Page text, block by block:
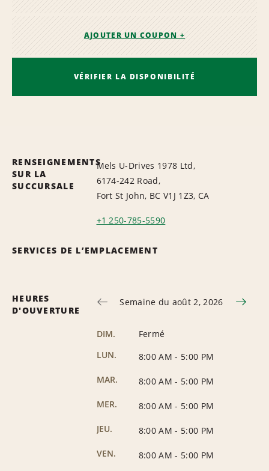
AJOUTER UN COUPON +
VÉRIFIER LA DISPONIBILITÉ
RENSEIGNEMENTS
SUR LA
SUCCURSALE
Mels U-Drives 1978 Ltd,
6174-242 Road,
Fort St John, BC V1J 1Z3, CA
+1 250-785-5590
SERVICES DE L’EMPLACEMENT
HEURES
D'OUVERTURE
Semaine du août 2, 2026
DIM.
Fermé
LUN.
8:00 AM - 5:00 PM
MAR.
8:00 AM - 5:00 PM
MER.
8:00 AM - 5:00 PM
JEU.
8:00 AM - 5:00 PM
VEN.
8:00 AM - 5:00 PM